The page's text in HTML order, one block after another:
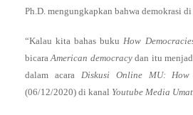
Ph.D. mengungkapkan bahwa demokrasi
“Kalau kita bahas buku How
bicaraAmerican democracydan itu
dalam acara Diskusi Online MU: How
(06/12/2020) di kanal Youtube Media Umat.